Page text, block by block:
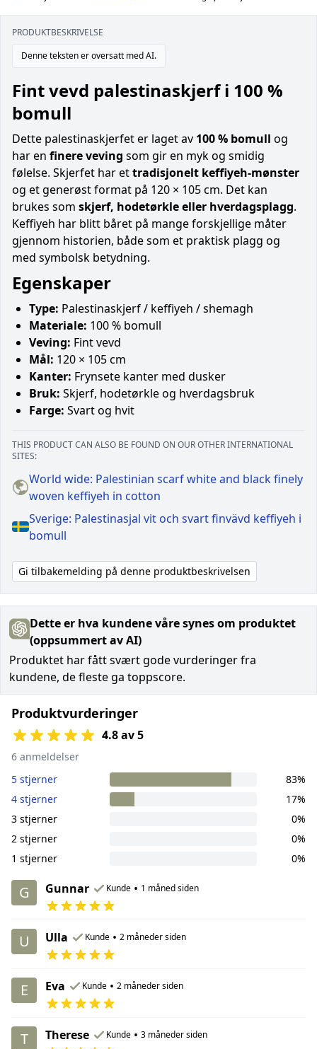
PRODUKTBESKRIVELSE
Denne teksten er oversatt med AI.
Fint vevd palestinaskjerf i 100 %
bomull
Dette palestinaskjerfet er laget av 100 % bomull og
har en finere veving som gir en myk og smidig
følelse. Skjerfet har ettradisjonelt keffiyeh-mønster
og et generøst format på 120 × 105 cm. Det kan
brukes som skjerf, hodetørkle eller hverdagsplagg.
Keffiyeh har blitt båret på mange forskjellige måter
gjennom historien, både som et praktisk plagg og
med symbolsk betydning.
Egenskaper
Type: Palestinaskjerf / keffiyeh / shemagh
Materiale: 100 % bomull
Veving: Fint vevd
Mål: 120 × 105 cm
Kanter: Frynsete kanter med dusker
Bruk: Skjerf, hodetørkle og hverdagsbruk
Farge: Svart og hvit
THIS PRODUCT CAN ALSO BE FOUND ON OUR OTHER INTERNATIONAL
SITES:
World wide: Palestinian scarf white and black finely
woven keffiyeh in cotton
Sverige: Palestinasjal vit och svart finvävd keffiyeh i
bomull
Gi tilbakemelding på denne produktbeskrivelsen
Dette er hva kundene våre synes om produktet
(oppsummert av AI)
Produktet har fått svært gode vurderinger fra
kundene, de fleste ga toppscore.
Produktvurderinger
4.8 av 5
6 anmeldelser
5 stjerner
83%
4 stjerner
17%
3 stjerner
0%
2 stjerner
0%
1 stjerner
0%
G Gunnar Kunde • 1 måned siden
U Ulla Kunde • 2 måneder siden
E Eva Kunde • 2 måneder siden
T Therese Kunde • 3 måneder siden